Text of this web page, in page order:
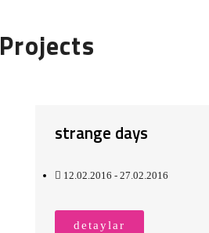
Projects
strange days
12.02.2016 - 27.02.2016
detaylar